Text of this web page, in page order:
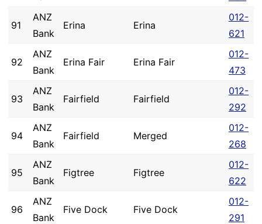
91
ANZ
Bank
Erina Erina
012-
621
92
ANZ
Bank
Erina Fair Erina Fair
012-
473
93
ANZ
Bank
Fairfield Fairfield
012-
292
94
ANZ
Bank
Fairfield Merged
012-
268
95
ANZ
Bank
Figtree Figtree
012-
622
96
ANZ
Bank
Five Dock Five Dock
012-
291